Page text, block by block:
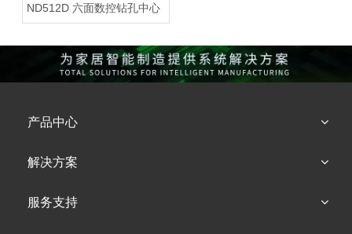
ND512D 六面数控钻孔中心
产品中心
解决方案
服务支持